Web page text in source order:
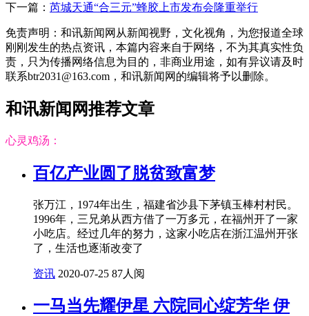
下一篇： 芮城天通“合三元”蜂胶上市发布会隆重举行
免责声明：和讯新闻网从新闻视野，文化视角，为您报道全球
刚刚发生的热点资讯，本篇内容来自于网络，不为其真实性负
责，只为传播网络信息为目的，非商业用途，如有异议请及时
联系btr2031@163.com，和讯新闻网的编辑将予以删除。
和讯新闻网推荐文章
心灵鸡汤：
百亿产业圆了脱贫致富梦
张万江，1974年出生，福建省沙县下茅镇玉棒村村民。
1996年，三兄弟从西方借了一万多元，在福州开了一家
小吃店。经过几年的努力，这家小吃店在浙江温州开张
了，生活也逐渐改变了
资讯 2020-07-25 87人阅
一马当先耀伊星 六院同心绽芳华 伊